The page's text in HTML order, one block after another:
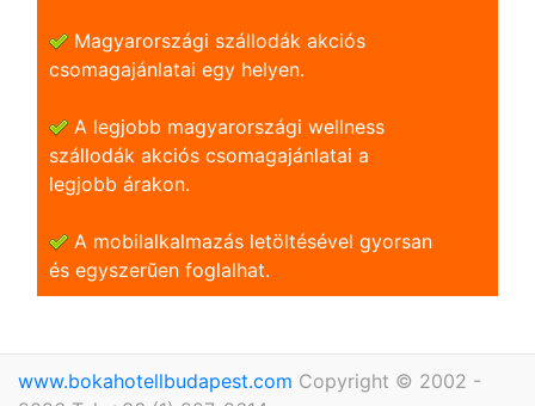
Magyarországi szállodák akciós
csomagajánlatai egy helyen.
A legjobb magyarországi wellness
szállodák akciós csomagajánlatai a
legjobb árakon.
A mobilalkalmazás letöltésével gyorsan
és egyszerũen foglalhat.
www.bokahotellbudapest.com Copyright © 2002 -